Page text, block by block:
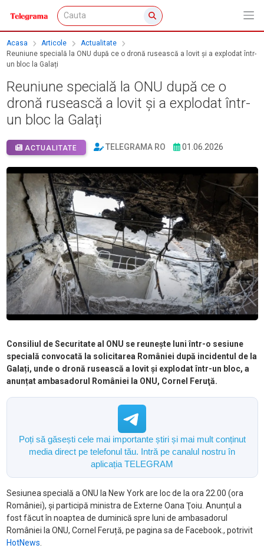
Acasa Articole
Actualitate
Reuniune specială la ONU după ce o dronă rusească a lovit și a explodat într-
un bloc la Galați
Reuniune specială la ONU după ce o
dronă rusească a lovit și a explodat într-
un bloc la Galați
ACTUALITATE TELEGRAMA RO 01.06.2026
Consiliul de Securitate al ONU se reunește luni într-o sesiune
specială convocată la solicitarea României după incidentul de la
Galați, unde o dronă rusească a lovit și explodat într-un bloc, a
anunțat ambasadorul României la ONU, Cornel Feruţă.
Poți să găsești cele mai importante știri și mai mult conținut
media direct pe telefonul tău. Intră pe canalul nostru în
aplicația TELEGRAM
Sesiunea specială a ONU la New York are loc de la ora 22.00 (ora
României), și participă ministra de Externe Oana Ţoiu. Anunțul a
fost făcut în noaptea de duminică spre luni de ambasadorul
României la ONU, Cornel Feruță, pe pagina sa de Facebook., potrivit
HotNews.